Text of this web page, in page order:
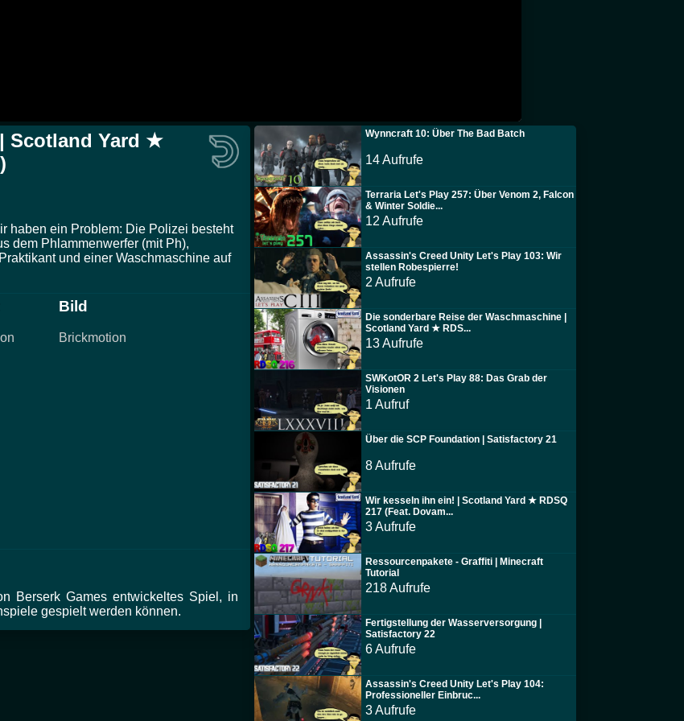
Scotland Yard ★
haben ein Problem: Die Polizei besteht
dem Phlammenwerfer (mit Ph),
und einer Waschmaschine auf
Bild
Brickmotion
Berserk Games entwickeltes Spiel, in
gespielt werden können.
Wynncraft 10: Über The Bad Batch
14 Aufrufe
Terraria Let's Play 257: Über Venom 2, Falcon
& Winter Soldie...
12 Aufrufe
Assassin's Creed Unity Let's Play 103: Wir
stellen Robespierre!
2 Aufrufe
Die sonderbare Reise der Waschmaschine |
Scotland Yard ★ RDS...
13 Aufrufe
SWKotOR 2 Let's Play 88: Das Grab der
Visionen
1 Aufruf
Über die SCP Foundation | Satisfactory 21
8 Aufrufe
Wir kesseln ihn ein! | Scotland Yard ★ RDSQ
217 (Feat. Dovam...
3 Aufrufe
Ressourcenpakete - Graffiti | Minecraft
Tutorial
218 Aufrufe
Fertigstellung der Wasserversorgung |
Satisfactory 22
6 Aufrufe
Assassin's Creed Unity Let's Play 104:
Professioneller Einbruc...
3 Aufrufe